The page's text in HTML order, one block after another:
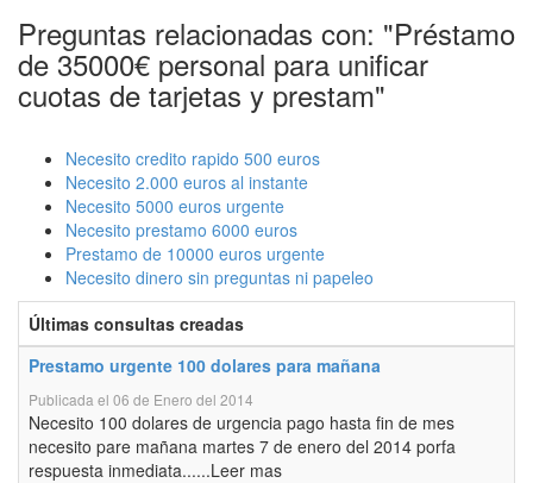
Preguntas relacionadas con: "Préstamo
de 35000€ personal para unificar
cuotas de tarjetas y prestam"
Necesito credito rapido 500 euros
Necesito 2.000 euros al instante
Necesito 5000 euros urgente
Necesito prestamo 6000 euros
Prestamo de 10000 euros urgente
Necesito dinero sin preguntas ni papeleo
Últimas consultas creadas
Prestamo urgente 100 dolares para mañana
Publicada el 06 de Enero del 2014
Necesito 100 dolares de urgencia pago hasta fin de mes
necesito pare mañana martes 7 de enero del 2014 porfa
respuesta inmediata......Leer mas